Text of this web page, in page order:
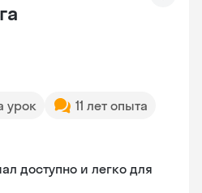
урок
11 лет опыта
доступно и легко для